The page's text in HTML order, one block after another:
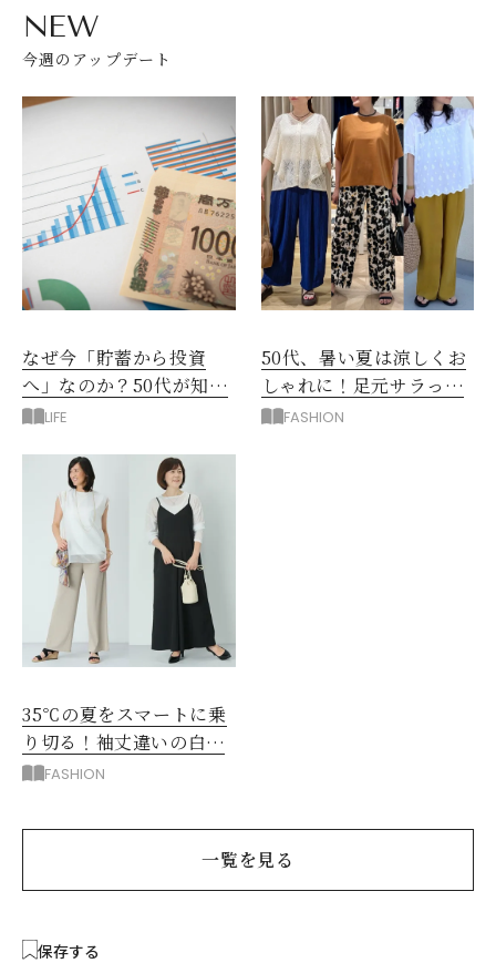
NEW
今週のアップデート
なぜ今「貯蓄から投資
へ」なのか？50代が知る
べきお金の新常識
LIFE
50代、暑い夏は涼しくお
しゃれに！足元サラっと
快適「優秀ワイドパン
FASHION
35℃の夏をスマートに乗
り切る！袖丈違いの白シ
アー2枚で5着回し
FASHION
一覧を見る
保存する